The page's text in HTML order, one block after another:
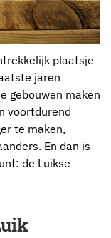
plaatsje
jaren
gebouwen maken
voortdurend
te maken,
En dan is
de Luikse